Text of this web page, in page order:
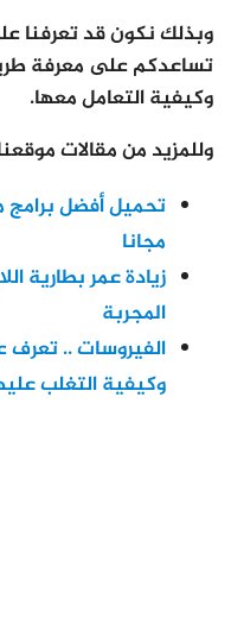
وبذلك نكون قد تعرفنا
تساعدكم على معرفة
وكيفية التعامل معها.
وللمزيد من مقالات موقعنا
تحميل أفضل برامج
مجانا
زيادة عمر بطارية
المجربة
الفيروسات .. تعرف
وكيفية التغلب